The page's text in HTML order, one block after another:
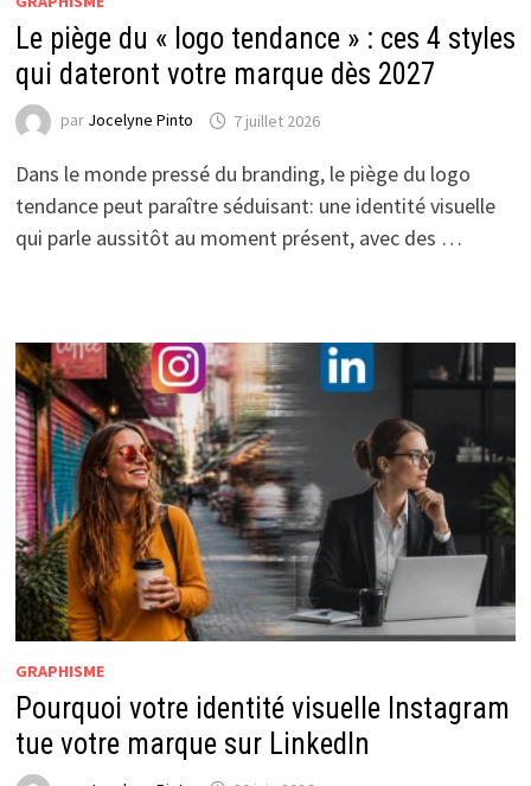
Le piège du « logo tendance » : ces 4 styles
qui dateront votre marque dès 2027
par Jocelyne Pinto 7 juillet 2026
Dans le monde pressé du branding, le piège du logo
tendance peut paraître séduisant: une identité visuelle
qui parle aussitôt au moment présent, avec des …
GRAPHISME
Pourquoi votre identité visuelle Instagram
tue votre marque sur LinkedIn